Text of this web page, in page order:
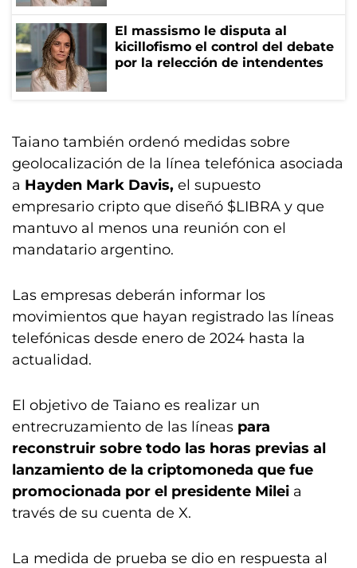
El massismo le disputa al
kicillofismo el control del debate
por la relección de intendentes
Taiano también ordenó medidas sobre
geolocalización de la línea telefónica asociada
a Hayden Mark Davis, el supuesto
empresario cripto que diseñó $LIBRA y que
mantuvo al menos una reunión con el
mandatario argentino.
Las empresas deberán informar los
movimientos que hayan registrado las líneas
telefónicas desde enero de 2024 hasta la
actualidad.
El objetivo de Taiano es realizar un
entrecruzamiento de las líneas para
reconstruir sobre todo las horas previas al
lanzamiento de la criptomoneda que fue
promocionada por el presidente Milei a
través de su cuenta de X.
La medida de prueba se dio en respuesta al